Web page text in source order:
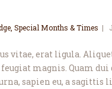
Special Months & Times
vitae, erat ligula.
magnis. Quam
sapien eu, a sagittis